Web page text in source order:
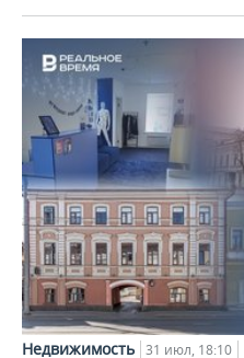
Недвижимость 31 июл, 18:10